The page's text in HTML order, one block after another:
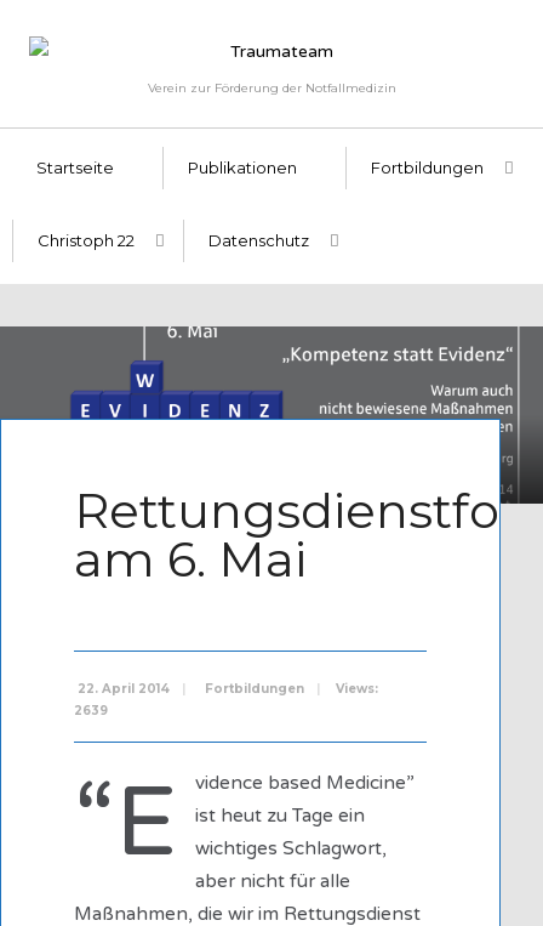
Verein zur Förderung der Notfallmedizin
Startseite Publikationen Fortbildungen
Christoph 22 Datenschutz
am 6. Mai
22. April 2014 | Fortbildungen |
Views:
2639
“E
vidence based Medicine”
ist heut zu Tage ein
wichtiges Schlagwort,
aber nicht für alle
Maßnahmen, die wir im Rettungsdienst